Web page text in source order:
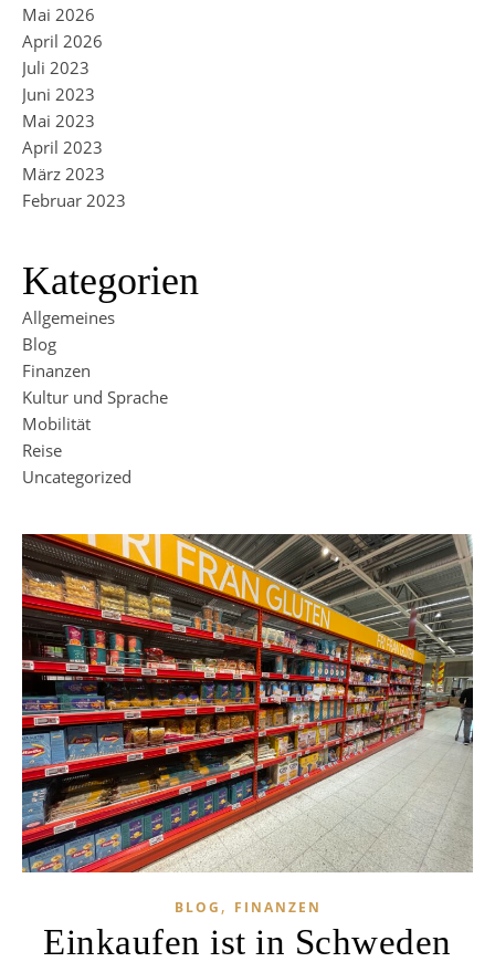
Mai 2026
April 2026
Juli 2023
Juni 2023
Mai 2023
April 2023
März 2023
Februar 2023
Kategorien
Allgemeines
Blog
Finanzen
Kultur und Sprache
Mobilität
Reise
Uncategorized
BLOG , FINANZEN
Einkaufen ist in Schweden